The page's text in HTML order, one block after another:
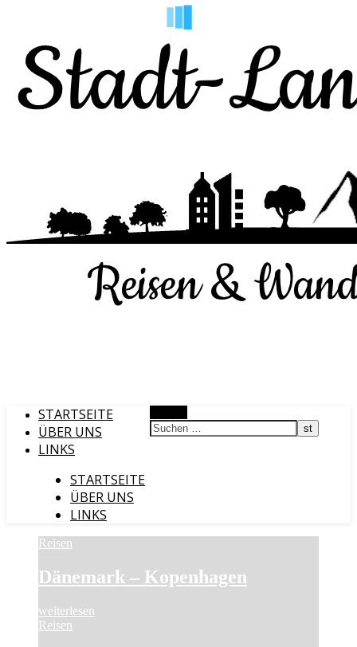
STARTSEITE
ÜBER UNS
LINKS
STARTSEITE
ÜBER UNS
LINKS
Reisen
Dänemark – Kopenhagen
weiterlesen
Reisen